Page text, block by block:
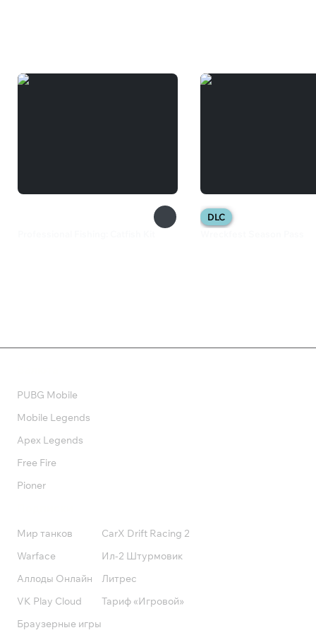
DLC
PUBG Mobile
Mobile Legends
Apex Legends
Free Fire
Pioner
Мир танков
Warface
Аллоды Онлайн
VK Play Cloud
Браузерные игры
CarX Drift Racing 2
Ил-2 Штурмовик
Литрес
Тариф «Игровой»